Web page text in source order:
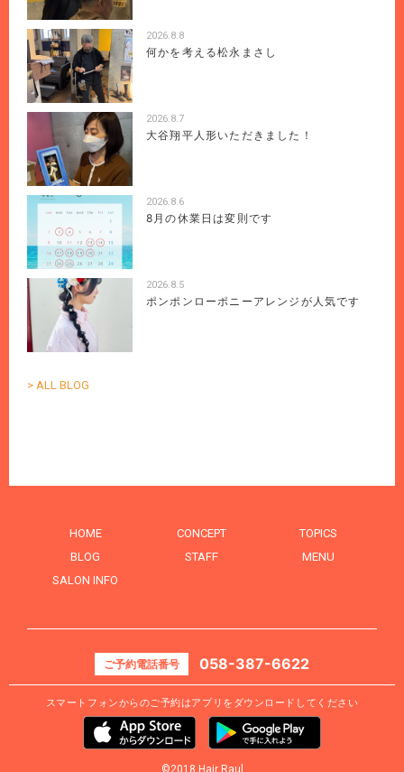
ご予約電話番号 058-387-6622
スマートフォンからのご予約はアプリをダウンロードしてください
2026.8.8
何かを考える松永まさし
2026.8.7
大谷翔平人形いただきました！
2026.8.6
8月の休業日は変則です
2026.8.5
ポンポンローポニーアレンジが人気です
> ALL BLOG
HOME CONCEPT
TOPICS
BLOG
STAFF
MENU
SALON INFO
©2018 Hair Raul